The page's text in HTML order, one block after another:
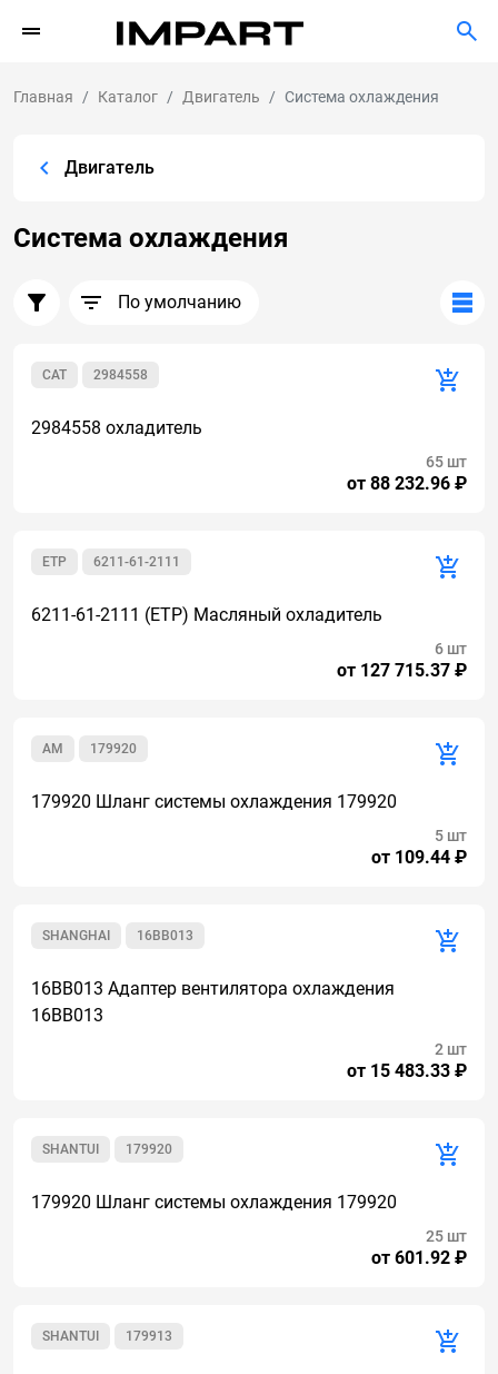
Главная Каталог Двигатель Система охлаждения
Двигатель
Система охлаждения
По умолчанию
2984558
CAT
2984558 охладитель
от 88 232.96 ₽
65 шт
6211-61-2111
ETP
6211-61-2111 (ETP) Масляный охладитель
от 127 715.37 ₽
6 шт
179920
AM
179920 Шланг системы охлаждения 179920
от 109.44 ₽
5 шт
16BB013
SHANGHAI
16BB013 Адаптер вентилятора охлаждения
16BB013
от 15 483.33 ₽
2 шт
179920
SHANTUI
179920 Шланг системы охлаждения 179920
от 601.92 ₽
25 шт
179913
SHANTUI